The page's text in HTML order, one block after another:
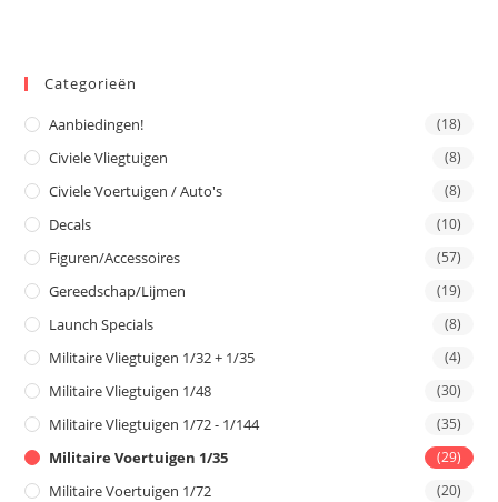
Categorieën
Aanbiedingen! (18)
Civiele Vliegtuigen (8)
Civiele Voertuigen / Auto's (8)
Decals (10)
Figuren/Accessoires (57)
Gereedschap/Lijmen (19)
Launch Specials (8)
Militaire Vliegtuigen 1/32 + 1/35 (4)
Militaire Vliegtuigen 1/48 (30)
Militaire Vliegtuigen 1/72 - 1/144 (35)
Militaire Voertuigen 1/35 (29)
Militaire Voertuigen 1/72 (20)